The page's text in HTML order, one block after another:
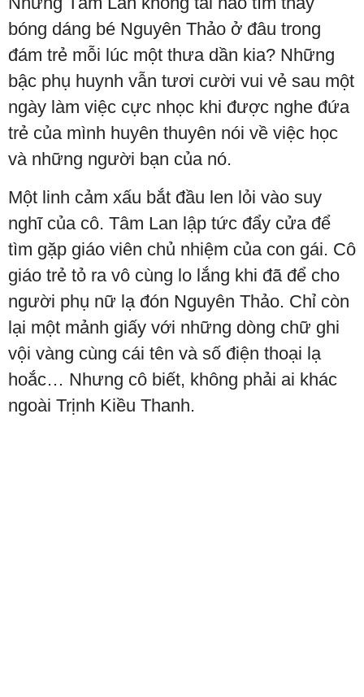
bóng dáng bé Nguyên Thảo ở đâu trong
đám trẻ mỗi lúc một thưa dần kia? Những
bậc phụ huynh vẫn tươi cười vui vẻ sau một
ngày làm việc cực nhọc khi được nghe đứa
trẻ của mình huyên thuyên nói về việc học
và những người bạn của nó.
Một linh cảm xấu bắt đầu len lỏi vào suy
nghĩ của cô. Tâm Lan lập tức đẩy cửa để
tìm gặp giáo viên chủ nhiệm của con gái. Cô
giáo trẻ tỏ ra vô cùng lo lắng khi đã để cho
người phụ nữ lạ đón Nguyên Thảo. Chỉ còn
lại một mảnh giấy với những dòng chữ ghi
vội vàng cùng cái tên và số điện thoại lạ
hoắc… Nhưng cô biết, không phải ai khác
ngoài Trịnh Kiều Thanh.